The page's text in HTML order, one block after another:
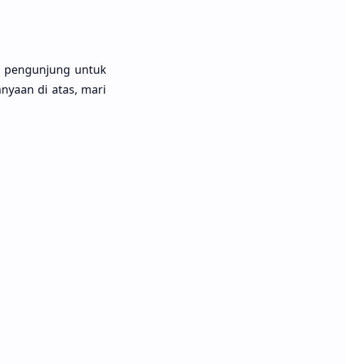
pengunjung untuk
di atas, mari